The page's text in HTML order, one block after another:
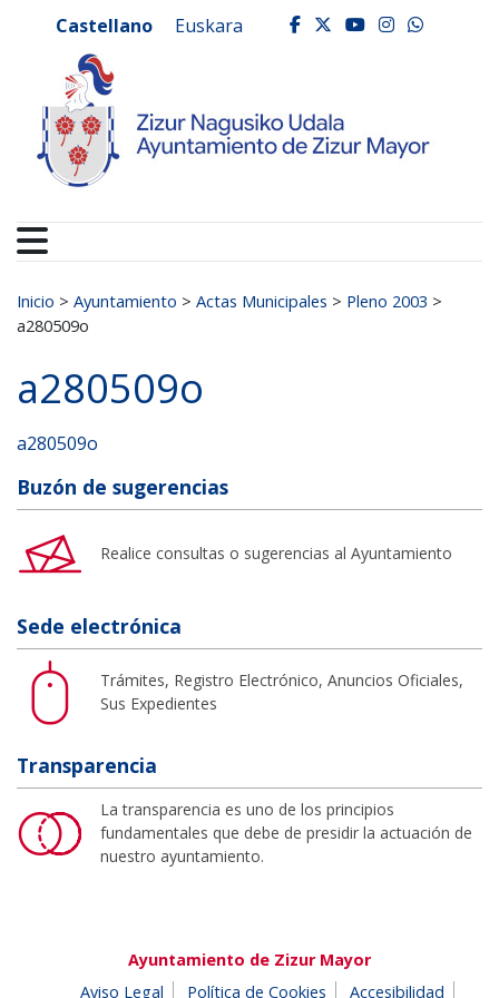
Ayuntamiento de
Castellano Euskara facebook
twitter
youtube
Buscar:
Inicio > Ayuntamiento > Actas Municipales > Pleno 2003 >
a280509o
a280509o
a280509o
Buzón de sugerencias
Realice consultas o sugerencias al Ayuntamiento
Sede electrónica
Trámites, Registro Electrónico, Anuncios Oficiales,
Sus Expedientes
Transparencia
La transparencia es uno de los principios
fundamentales que debe de presidir la actuación de
nuestro ayuntamiento.
Ayuntamiento de Zizur Mayor
Aviso Legal
Política de Cookies Accesibilidad